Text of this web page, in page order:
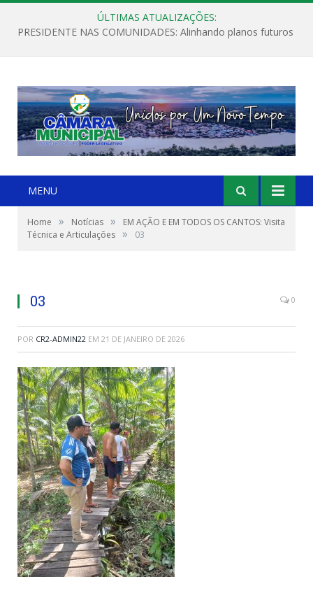
ÚLTIMAS ATUALIZAÇÕES:
PRESIDENTE NAS COMUNIDADES: Alinhando planos futuros
MENU
Home » Notícias »
EM AÇÃO E EM TODOS OS CANTOS: Visita
Técnica e Articulações » 03
03 0
POR CR2-ADMIN22 EM 21 DE JANEIRO DE 2026